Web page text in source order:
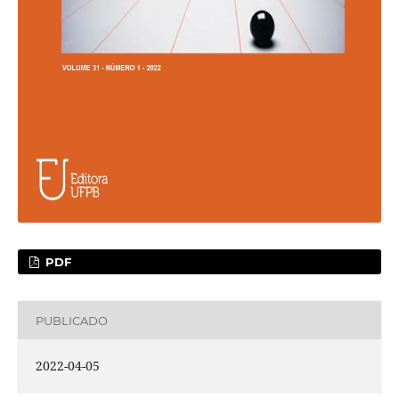
PDF
PUBLICADO
2022-04-05